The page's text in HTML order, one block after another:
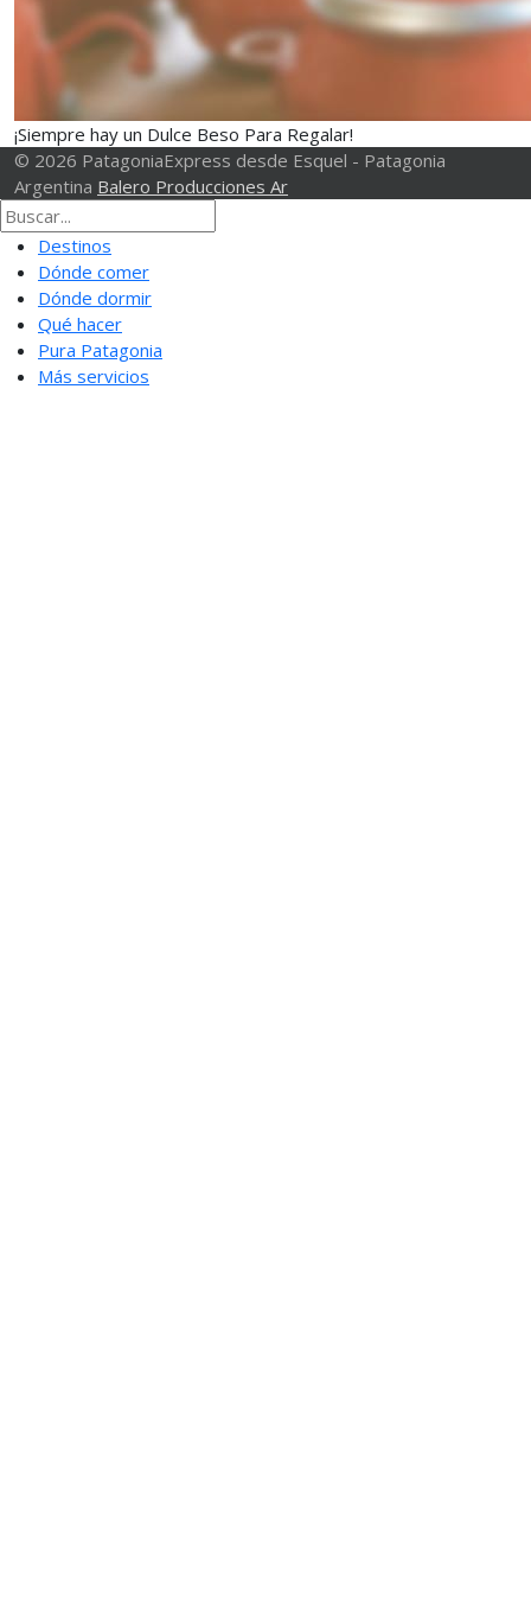
¡Siempre hay un Dulce Beso Para Regalar!
© 2026 PatagoniaExpress desde Esquel - Patagonia
Argentina Balero Producciones Ar
Destinos
Dónde comer
Dónde dormir
Qué hacer
Pura Patagonia
Más servicios